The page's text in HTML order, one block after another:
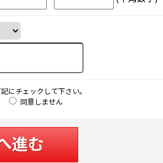
にチェックして下さい。
同意しません